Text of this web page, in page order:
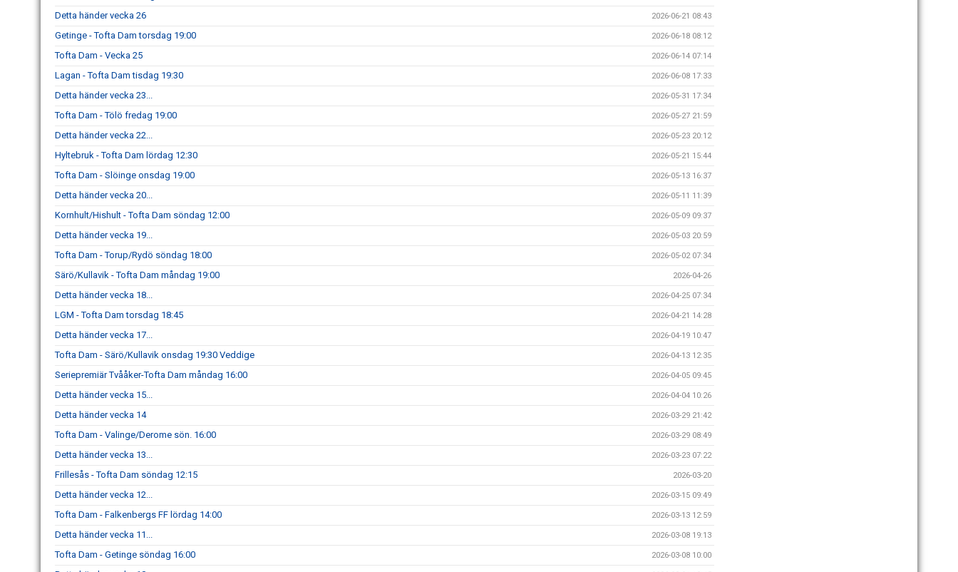
Detta händer vecka 26 2026-06-21 08:43
Getinge - Tofta Dam torsdag 19:00 2026-06-18 08:12
Tofta Dam - Vecka 25 2026-06-14 07:14
Lagan - Tofta Dam tisdag 19:30 2026-06-08 17:33
Detta händer vecka 23... 2026-05-31 17:34
Tofta Dam - Tölö fredag 19:00 2026-05-27 21:59
Detta händer vecka 22... 2026-05-23 20:12
Hyltebruk - Tofta Dam lördag 12:30 2026-05-21 15:44
Tofta Dam - Slöinge onsdag 19:00 2026-05-13 16:37
Detta händer vecka 20... 2026-05-11 11:39
Kornhult/Hishult - Tofta Dam söndag 12:00 2026-05-09 09:37
Detta händer vecka 19... 2026-05-03 20:59
Tofta Dam - Torup/Rydö söndag 18:00 2026-05-02 07:34
Särö/Kullavik - Tofta Dam måndag 19:00 2026-04-26
Detta händer vecka 18... 2026-04-25 07:34
LGM - Tofta Dam torsdag 18:45 2026-04-21 14:28
Detta händer vecka 17... 2026-04-19 10:47
Tofta Dam - Särö/Kullavik onsdag 19:30 Veddige 2026-04-13 12:35
Seriepremiär Tvååker-Tofta Dam måndag 16:00 2026-04-05 09:45
Detta händer vecka 15... 2026-04-04 10:26
Detta händer vecka 14 2026-03-29 21:42
Tofta Dam - Valinge/Derome sön. 16:00 2026-03-29 08:49
Detta händer vecka 13... 2026-03-23 07:22
Frillesås - Tofta Dam söndag 12:15 2026-03-20
Detta händer vecka 12... 2026-03-15 09:49
Tofta Dam - Falkenbergs FF lördag 14:00 2026-03-13 12:59
Detta händer vecka 11... 2026-03-08 19:13
Tofta Dam - Getinge söndag 16:00 2026-03-08 10:00